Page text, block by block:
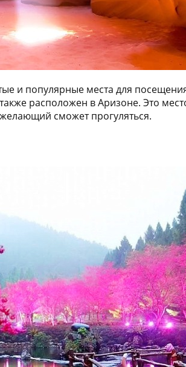
и популярные места для
расположен в Аризоне. Это
сможет прогуляться.